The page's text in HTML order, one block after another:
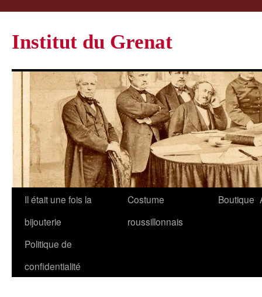
Institut du Grenat
Il était une fois la
bijouterie
Costume
roussillonnais
Boutique
Politique de
confidentialité